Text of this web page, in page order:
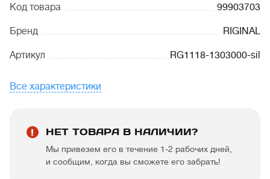
Код товара 99903703
Бренд RIGINAL
Артикул RG1118-1303000-sil
Все характеристики
НЕТ ТОВАРА В НАЛИЧИИ?
Мы привезем его в течение 1-2 рабочих дней,
и сообщим, когда вы сможете его забрать!